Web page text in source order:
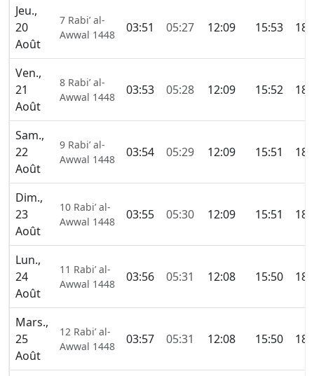
Jeu.,
20
Août
7 Rabi’ al-
Awwal 1448
03:51 05:27 12:09 15:53
Ven.,
21
Août
8 Rabi’ al-
Awwal 1448
03:53 05:28 12:09 15:52
Sam.,
22
Août
9 Rabi’ al-
Awwal 1448
03:54 05:29 12:09 15:51
Dim.,
23
Août
10 Rabi’ al-
Awwal 1448
03:55 05:30 12:09 15:51
Lun.,
24
Août
11 Rabi’ al-
Awwal 1448
03:56 05:31 12:08 15:50
Mars.,
25
Août
12 Rabi’ al-
Awwal 1448
03:57 05:31 12:08 15:50